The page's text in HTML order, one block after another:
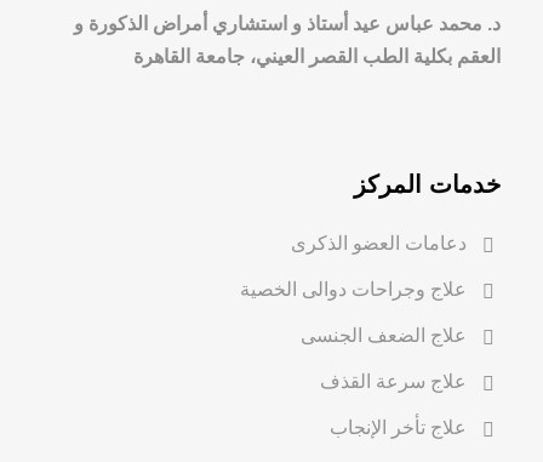
د. محمد عباس عيد أستاذ و استشاري أمراض الذكورة و
العقم بكلية الطب القصر العيني، جامعة القاهرة
خدمات المركز
دعامات العضو الذكرى
علاج وجراحات دوالى الخصية
علاج الضعف الجنسى
علاج سرعة القذف
علاج تأخر الإنجاب